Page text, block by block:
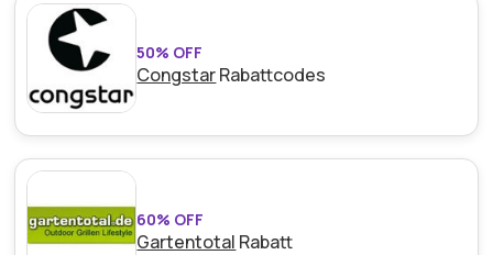
50% OFF
CongstarRabattcodes
60% OFF
Gartentotal Rabatt